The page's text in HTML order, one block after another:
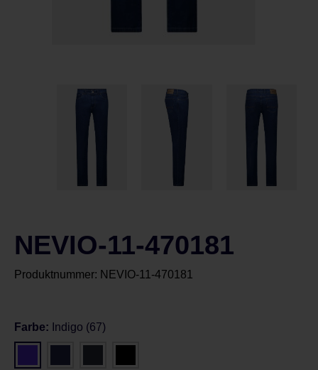
NEVIO-11-470181
Produktnummer: NEVIO-11-470181
Farbe: Indigo (67)